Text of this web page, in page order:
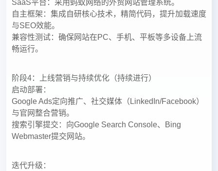
SaaS平台：采用蚂蚁网络的外贸网站管理系统。
自主框架：集成自研核心技术，精简代码，提升加载速度
与SEO效能。
兼容性测试：确保网站在PC、手机、平板等多设备上流
畅运行。
阶段4：上线营销与持续优化（持续进行）
启动部署：
Google Ads定向推广、社交媒体（LinkedIn/Facebook）
与官网整合营销。
搜索引擎提交：向Google Search Console、Bing
Webmaster提交网站。
迭代升级：